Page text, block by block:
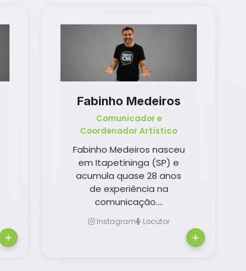
Fabinho Medeiros
Comunicador e
Coordenador Artístico
Fabinho Medeiros nasceu
em Itapetininga (SP) e
acumula quase 28 anos
de experiência na
comunicação....
Instagram Locutor